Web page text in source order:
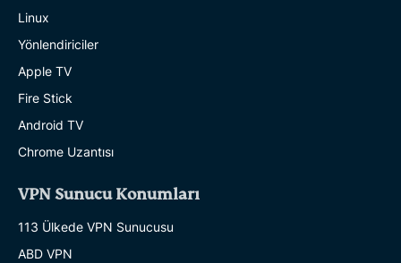
Linux
Yönlendiriciler
Apple TV
Fire Stick
Android TV
Chrome Uzantısı
VPN Sunucu Konumları
113 Ülkede VPN Sunucusu
ABD VPN